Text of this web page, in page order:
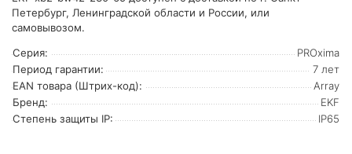
Петербург, Ленинградской области и России, или
самовывозом.
Серия:
PROxima
Период гарантии:
7 лет
EAN товара (Штрих-код):
Array
Бренд:
EKF
Степень защиты IP:
IP65